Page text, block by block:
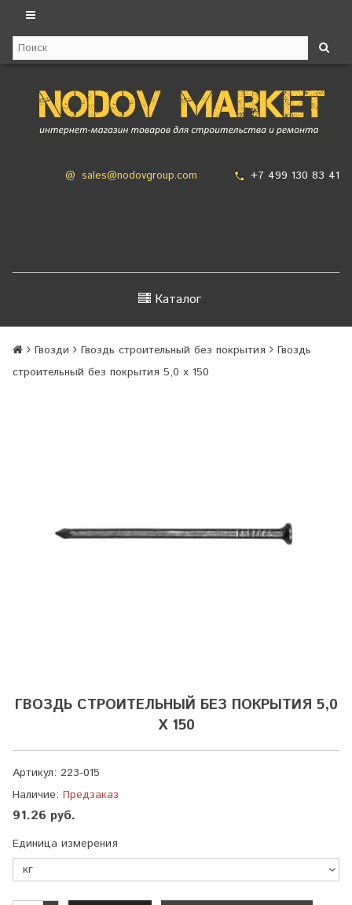
@ sales@nodovgroup.com +7 499 130 83 41
Каталог
Гвозди Гвоздь строительный без покрытия
Гвоздь
строительный без покрытия 5,0 х 150
ГВОЗДЬ СТРОИТЕЛЬНЫЙ БЕЗ ПОКРЫТИЯ 5,0
Х 150
Артикул: 223-015
Наличие: Предзаказ
91.26 руб.
Единица измерения